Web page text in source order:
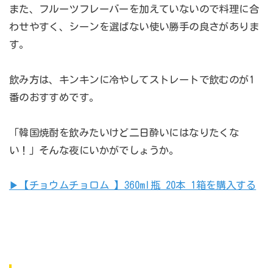
また、フルーツフレーバーを加えていないので料理に合
わせやすく、シーンを選ばない使い勝手の良さがありま
す。
飲み方は、キンキンに冷やしてストレートで飲むのが1
番のおすすめです。
「韓国焼酎を飲みたいけど二日酔いにはなりたくな
い！」そんな夜にいかがでしょうか。
▶︎【チョウムチョロム 】360ml瓶 20本 1箱を購入する